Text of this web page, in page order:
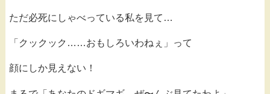
ただ必死にしゃべっている私を見て…
「クックック……おもしろいわねぇ」って
顔にしか見えない！